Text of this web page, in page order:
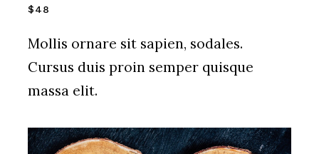
$48
Mollis ornare sit sapien, sodales.
Cursus duis proin semper quisque
massa elit.